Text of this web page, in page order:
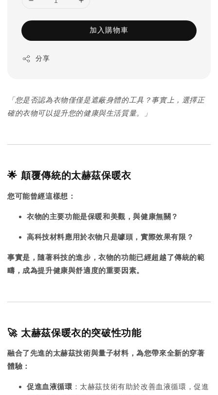
加入購物車
分享
「您是否認為衣物僅僅是遮蔽身體的工具？事實上，選擇正
確的衣物可以提升您的健康與生活質量。」
🌟 顛覆傳統的太赫茲保暖衣
您可能曾經這樣想：
衣物的主要功能是保暖和美觀，與健康無關？
高科技材料應用於衣物只是噱頭，實際效果有限？
事實是，隨著科技的進步，衣物的功能已經超越了傳統的範
疇，成為提升健康與舒適度的重要因素。
🚀 太赫茲保暖衣的突破性功能
融合了先進的太赫茲技術與量子材料，為您帶來全新的穿著
體驗：
促進血液循環 ：太赫茲技術有助於改善血液循環，促進